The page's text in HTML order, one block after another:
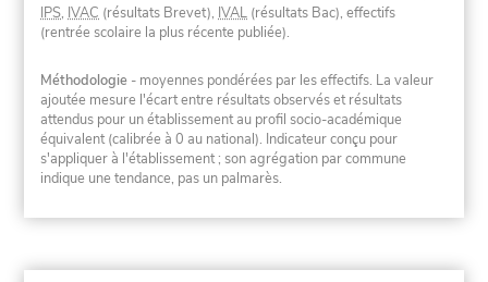
IPS, IVAC (résultats Brevet), IVAL (résultats Bac), effectifs
(rentrée scolaire la plus récente publiée).
Méthodologie - moyennes pondérées par les effectifs. La valeur
ajoutée mesure l'écart entre résultats observés et résultats
attendus pour un établissement au profil socio-académique
équivalent (calibrée à 0 au national). Indicateur conçu pour
s'appliquer à l'établissement ; son agrégation par commune
indique une tendance, pas un palmarès.